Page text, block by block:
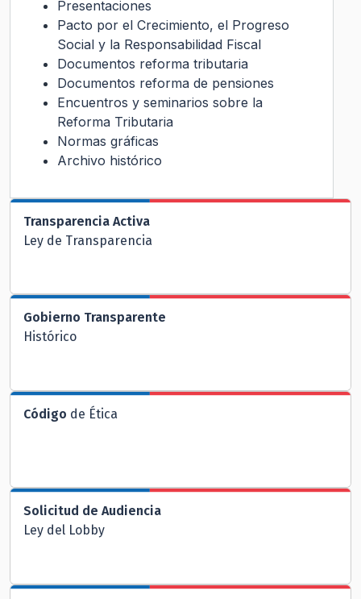
Presentaciones
Pacto por el Crecimiento, el Progreso
Social y la Responsabilidad Fiscal
Documentos reforma tributaria
Documentos reforma de pensiones
Encuentros y seminarios sobre la
Reforma Tributaria
Normas gráficas
Archivo histórico
Transparencia Activa
Ley de Transparencia
Gobierno Transparente
Histórico
Código de Ética
Solicitud de Audiencia
Ley del Lobby